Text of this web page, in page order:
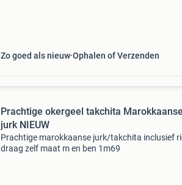
Zo goed als nieuw Ophalen of Verzenden
Prachtige okergeel takchita Marokkaanse
jurk NIEUW
Prachtige marokkaanse jurk/takchita inclusief
draag zelf maat m en ben 1m69